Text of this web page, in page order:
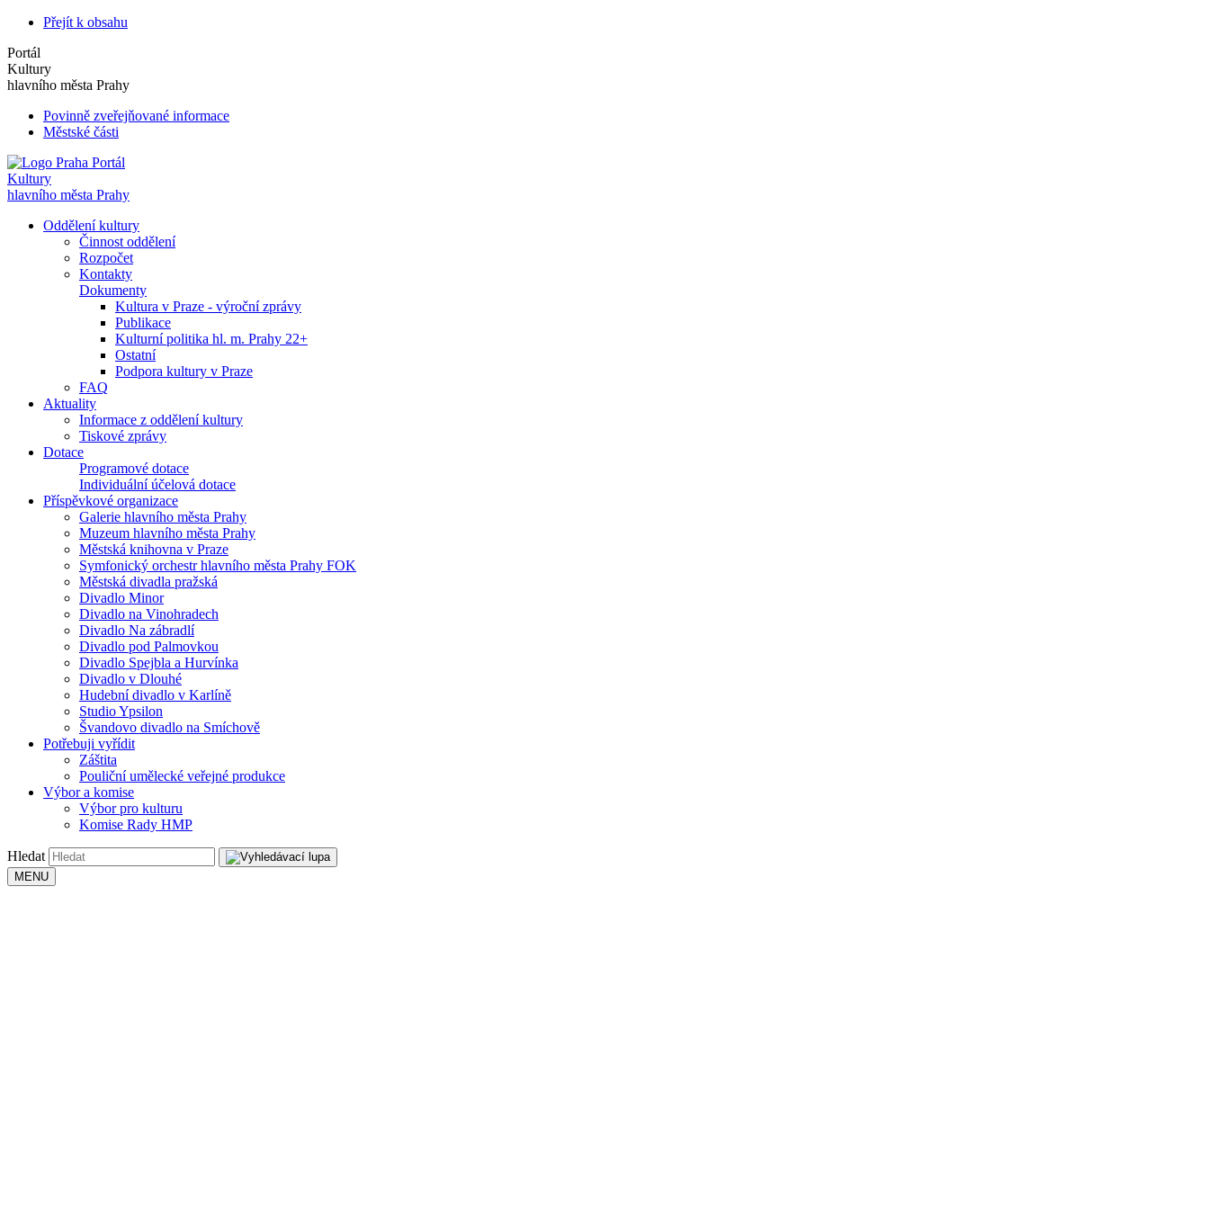
Přejít k obsahu
Portál
Kultury
hlavního města Prahy
Povinně zveřejňované informace
Městské části
Portál
Kultury
hlavního města Prahy
Oddělení kultury
Činnost oddělení
Rozpočet
Kontakty
Dokumenty
Kultura v Praze - výroční zprávy
Publikace
Kulturní politika hl. m. Prahy 22+
Ostatní
Podpora kultury v Praze
FAQ
Aktuality
Informace z oddělení kultury
Tiskové zprávy
Dotace
Programové dotace
Individuální účelová dotace
Příspěvkové organizace
Galerie hlavního města Prahy
Muzeum hlavního města Prahy
Městská knihovna v Praze
Symfonický orchestr hlavního města Prahy FOK
Městská divadla pražská
Divadlo Minor
Divadlo na Vinohradech
Divadlo Na zábradlí
Divadlo pod Palmovkou
Divadlo Spejbla a Hurvínka
Divadlo v Dlouhé
Hudební divadlo v Karlíně
Studio Ypsilon
Švandovo divadlo na Smíchově
Potřebuji vyřídit
Záštita
Pouliční umělecké veřejné produkce
Výbor a komise
Výbor pro kulturu
Komise Rady HMP
Hledat
MENU